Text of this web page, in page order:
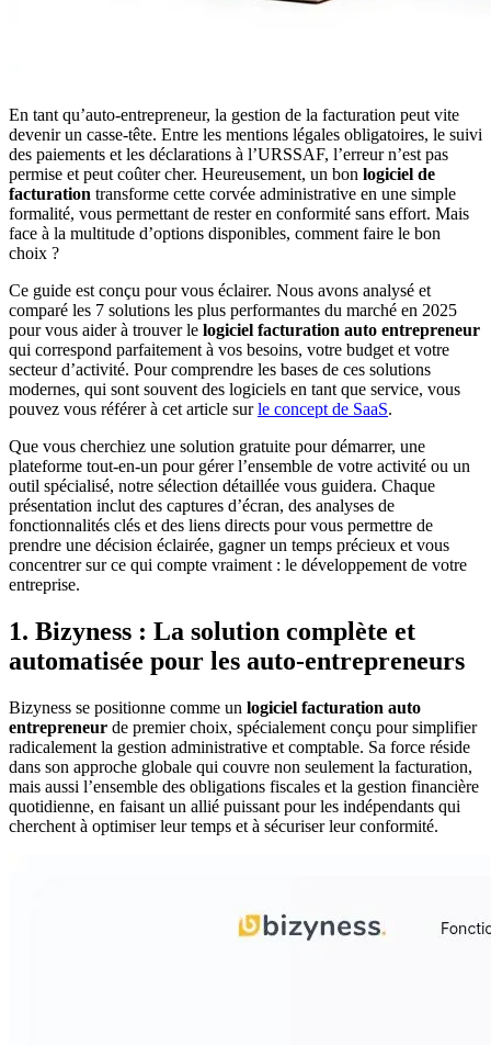
En tant qu’auto-entrepreneur, la gestion de la facturation peut vite
devenir un casse-tête. Entre les mentions légales obligatoires, le suivi
des paiements et les déclarations à l’URSSAF, l’erreur n’est pas
permise et peut coûter cher. Heureusement, un bon logiciel de
facturation transforme cette corvée administrative en une simple
formalité, vous permettant de rester en conformité sans effort. Mais
face à la multitude d’options disponibles, comment faire le bon
choix ?
Ce guide est conçu pour vous éclairer. Nous avons analysé et
comparé les 7 solutions les plus performantes du marché en 2025
pour vous aider à trouver le logiciel facturation auto entrepreneur
qui correspond parfaitement à vos besoins, votre budget et votre
secteur d’activité. Pour comprendre les bases de ces solutions
modernes, qui sont souvent des logiciels en tant que service, vous
pouvez vous référer à cet article surle concept de SaaS.
Que vous cherchiez une solution gratuite pour démarrer, une
plateforme tout-en-un pour gérer l’ensemble de votre activité ou un
outil spécialisé, notre sélection détaillée vous guidera. Chaque
présentation inclut des captures d’écran, des analyses de
fonctionnalités clés et des liens directs pour vous permettre de
prendre une décision éclairée, gagner un temps précieux et vous
concentrer sur ce qui compte vraiment : le développement de votre
entreprise.
1. Bizyness : La solution complète et
automatisée pour les auto-entrepreneurs
Bizyness se positionne comme un logiciel facturation auto
entrepreneur de premier choix, spécialement conçu pour simplifier
radicalement la gestion administrative et comptable. Sa force réside
dans son approche globale qui couvre non seulement la facturation,
mais aussi l’ensemble des obligations fiscales et la gestion financière
quotidienne, en faisant un allié puissant pour les indépendants qui
cherchent à optimiser leur temps et à sécuriser leur conformité.